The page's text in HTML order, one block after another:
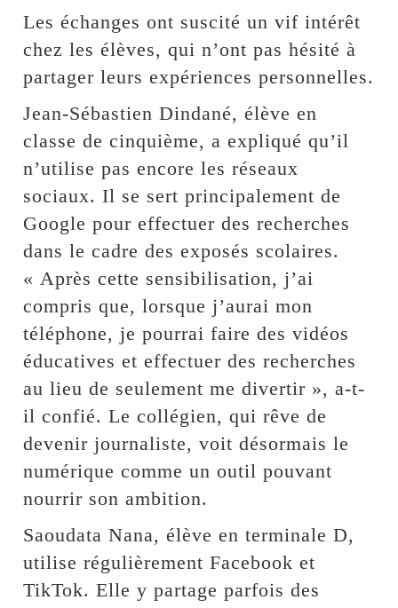
‎Les échanges ont suscité un vif intérêt
chez les élèves, qui n’ont pas hésité à
partager leurs expériences personnelles.
‎Jean-Sébastien Dindané, élève en
classe de cinquième, a expliqué qu’il
n’utilise pas encore les réseaux
sociaux. Il se sert principalement de
Google pour effectuer des recherches
dans le cadre des exposés scolaires.
« Après cette sensibilisation, j’ai
compris que, lorsque j’aurai mon
téléphone, je pourrai faire des vidéos
éducatives et effectuer des recherches
au lieu de seulement me divertir », a-t-
il confié. Le collégien, qui rêve de
devenir journaliste, voit désormais le
numérique comme un outil pouvant
nourrir son ambition.
Saoudata Nana, élève en terminale D,
utilise régulièrement Facebook et
TikTok. Elle y partage parfois des